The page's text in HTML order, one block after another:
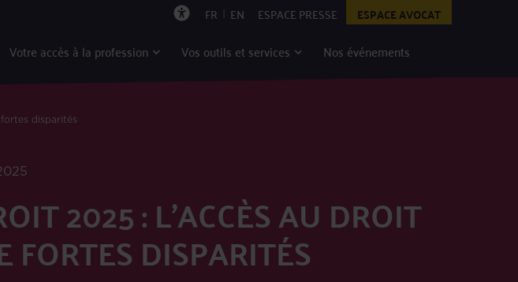
FR EN ESPACE PRESSE ESPACE AVOCAT
Votre accès à la profession Vos outils et services Nos événements
disparités
2025 : L’ACCÈS AU DROIT
FORTES DISPARITÉS